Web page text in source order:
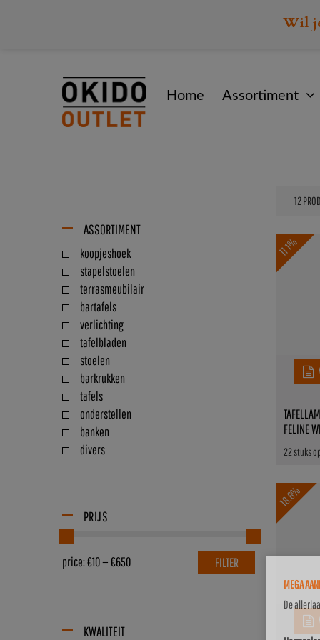
Wil
Home Assortiment
ASSORTIMENT
koopjeshoek
stapelstoelen
terrasmeubilair
bartafels
verlichting
tafelbladen
stoelen
barkrukken
tafels
onderstellen
banken
divers
PRIJS
FILTER
price:€10—€650
KWALITEIT
11.1%
22 stuks
FELINE
18.6%
MEGA
De